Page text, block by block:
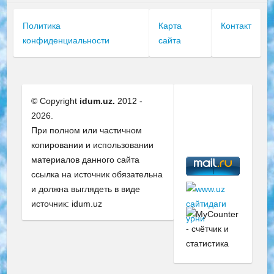
Политика
конфиденциальности
Карта
сайта
Контакт
© Copyright idum.uz. 2012 -
2026.
При полном или частичном
копировании и использовании
материалов данного сайта
ссылка на источник обязательна
и должна выглядеть в виде
источник: idum.uz